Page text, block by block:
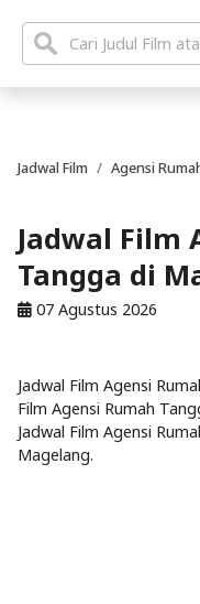
Jadwal Film Agensi
Jadwal Film
Tangga di
07 Agustus 2026
Jadwal Film Agensi
Film Agensi Rumah
Jadwal Film Agensi
Magelang.